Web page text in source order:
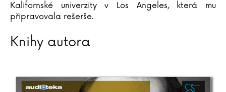
Irving Stone
Martin Stránský
Neil Strauss
Gard Sveen
Dana Syslová
Kalifornské univerzity v Los Angeles, která mu
připravovala rešerše.
Knihy autora